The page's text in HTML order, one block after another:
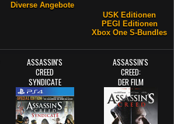
Diverse Angebote
USK Editionen
PEGI Editionen
Xbox One S-Bundles
ASSASSIN'S
CREED
SYNDICATE
ASSASSIN'S
CREED:
DER FILM